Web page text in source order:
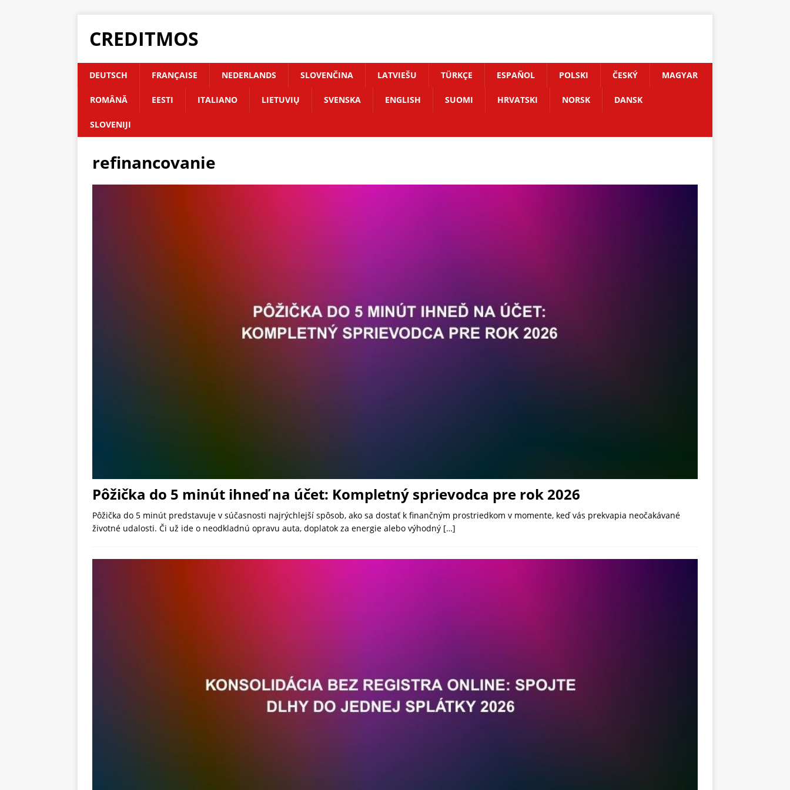
CREDITMOS
DEUTSCH FRANÇAISE NEDERLANDS SLOVENČINA LATVIEŠU TÜRKÇE ESPAÑOL POLSKI ČESKÝ MAGYAR
ROMÂNĂ EESTI ITALIANO LIETUVIŲ SVENSKA ENGLISH SUOMI HRVATSKI NORSK DANSK
SLOVENIJI
refinancovanie
Pôžička do 5 minút ihneď na účet: Kompletný sprievodca pre rok 2026
Pôžička do 5 minút predstavuje v súčasnosti najrýchlejší spôsob, ako sa dostať k finančným prostriedkom v momente, keď vás prekvapia neočakávané
životné udalosti. Či už ide o neodkladnú opravu auta, doplatok za energie alebo výhodný […]